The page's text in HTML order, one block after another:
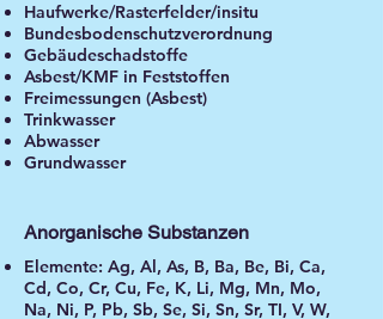
Haufwerke/Rasterfelder/insitu
Bundesbodenschutzverordnung
Gebäudeschadstoffe
Asbest/KMF in Feststoffen
Freimessungen (Asbest)
Trinkwasser
Abwasser
Grundwasser
Anorganische Substanzen
Elemente: Ag, Al, As, B, Ba, Be, Bi, Ca,
Cd, Co, Cr, Cu, Fe, K, Li, Mg, Mn, Mo,
Na, Ni, P, Pb, Sb, Se, Si, Sn, Sr, TI, V, W,